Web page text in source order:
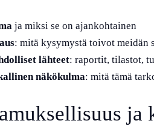
ja miksi se on ajankohtainen
: mitä kysymystä toivot meidän
lähteet: raportit, tilastot,
näkökulma: mitä tämä
ja